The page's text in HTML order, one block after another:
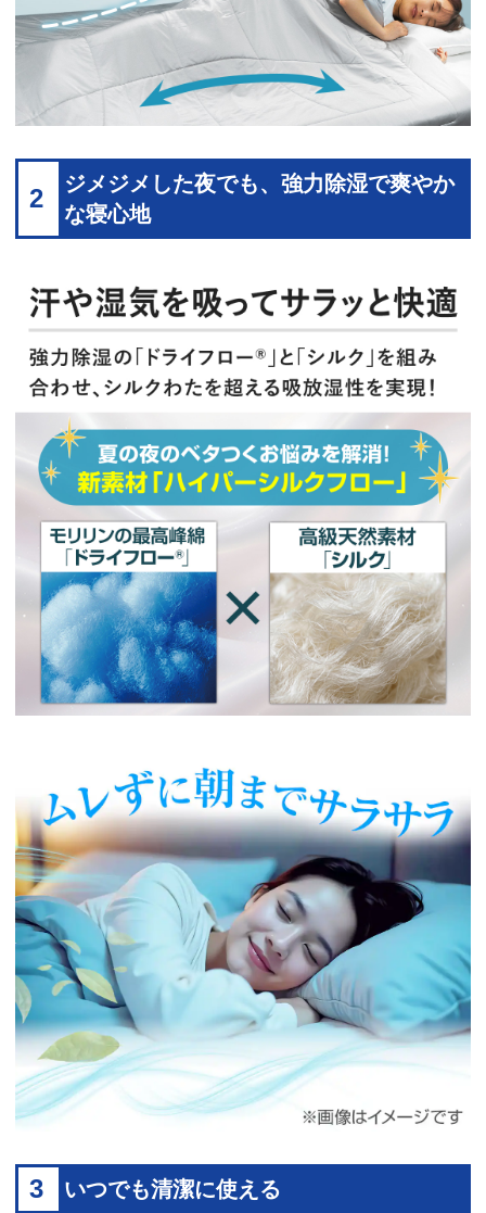
2
ジメジメした夜でも、強力除湿で爽やか
な寝心地
3 いつでも清潔に使える